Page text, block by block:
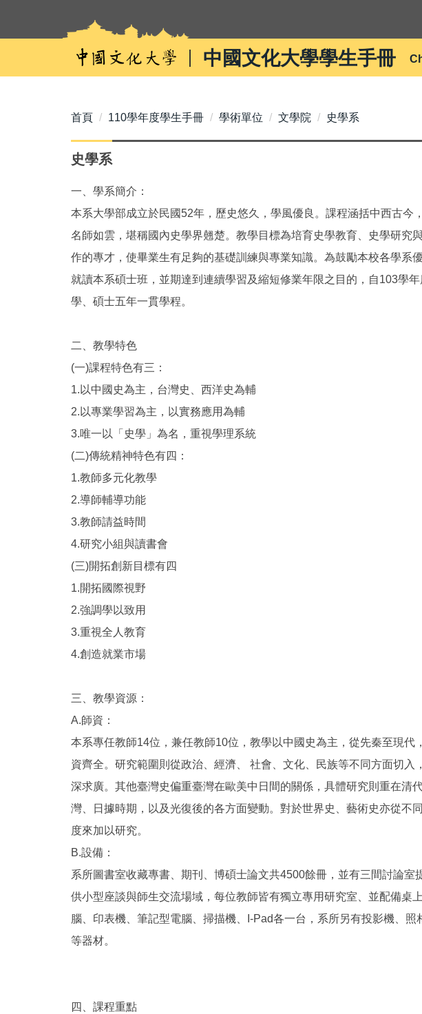
內
中國文化大學學生手冊
首頁 110學年度學生手冊 學術單位 文學院 史學系
史學系
一、學系簡介：
本系大學部成立於民國52年，歷史悠久，學風優良。課程涵括中西古今
名師如雲，堪稱國內史學界翹楚。教學目標為培育史學教育、史學研究
作的專才，使畢業生有足夠的基礎訓練與專業知識。為鼓勵本校各學系
就讀本系碩士班，並期達到連續學習及縮短修業年限之目的，自103學年
學、碩士五年一貫學程。
二、教學特色
(一)課程特色有三：
1.以中國史為主，台灣史、西洋史為輔
2.以專業學習為主，以實務應用為輔
3.唯一以「史學」為名，重視學理系統
(二)傳統精神特色有四：
1.教師多元化教學
2.導師輔導功能
3.教師請益時間
4.研究小組與讀書會
(三)開拓創新目標有四
1.開拓國際視野
2.強調學以致用
3.重視全人教育
4.創造就業市場
三、教學資源：
A.師資：
本系專任教師14位，兼任教師10位，教學以中國史為主，從先秦至現代
資齊全。研究範圍則從政治、經濟、 社會、文化、民族等不同方面切入
深求廣。其他臺灣史偏重臺灣在歐美中日間的關係，具體研究則重在清
灣、日據時期，以及光復後的各方面變動。對於世界史、藝術史亦從不
度來加以研究。
B.設備：
系所圖書室收藏專書、期刊、博碩士論文共4500餘冊，並有三間討論室
供小型座談與師生交流場域，每位教師皆有獨立專用研究室、並配備桌
腦、印表機、筆記型電腦、掃描機、I-Pad各一台，系所另有投影機、照
等器材。
四、課程重點